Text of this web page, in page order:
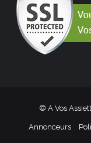
© A Vos
Annonceurs